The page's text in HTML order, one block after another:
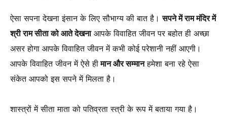
ऐसा सपना देखना इंसान के लिए सौभाग्य की बात है।सपने में राम मंदिर में
श्री राम सीता को आते देखनाआपके विवाहित जीवन पर बहोत ही अच्छा
असर होगा आपके विवाहित जीवन में कभी कोई परेशानी नहीं आएगी।
आपके विवाहित जीवन में ऐसे हीमान और सम्मानहमेशा बना रहे ऐसा
संकेत आपको इस सपने में मिलता है।
शास्त्रों में सीता माता को पतिव्रता स्त्री के रूप में बताया गया है।